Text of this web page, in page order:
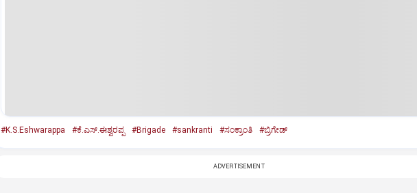
#K.S.Eshwarappa #ಕೆ.ಎಸ್‌.ಈಶ್ವರಪ್ಪ #Brigade #sankranti #ಸಂಕ್ರಾಂತಿ #ಬ್ರಿಗೇಡ್‌
ADVERTISEMENT